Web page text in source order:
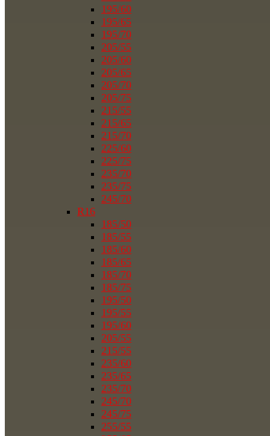
195/60
195/65
195/70
205/55
205/60
205/65
205/70
205/75
215/55
215/65
215/70
225/60
225/75
235/70
235/75
245/70
R16
185/50
185/55
185/60
185/65
185/70
185/75
195/50
195/55
195/60
205/55
215/55
235/60
235/65
235/70
245/70
245/75
255/55